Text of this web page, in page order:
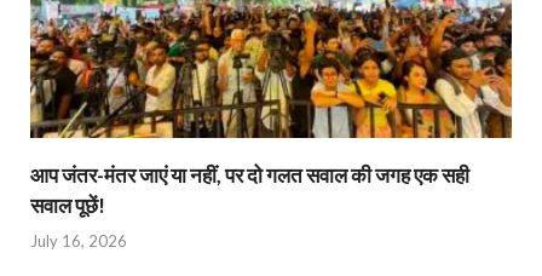
आप जंतर-मंतर जाएं या नहीं, पर दो गलत सवाल की जगह एक सही
सवाल पूछें!
July 16, 2026